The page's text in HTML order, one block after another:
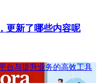
更新了哪些内容呢
台与提升业务的高效工具